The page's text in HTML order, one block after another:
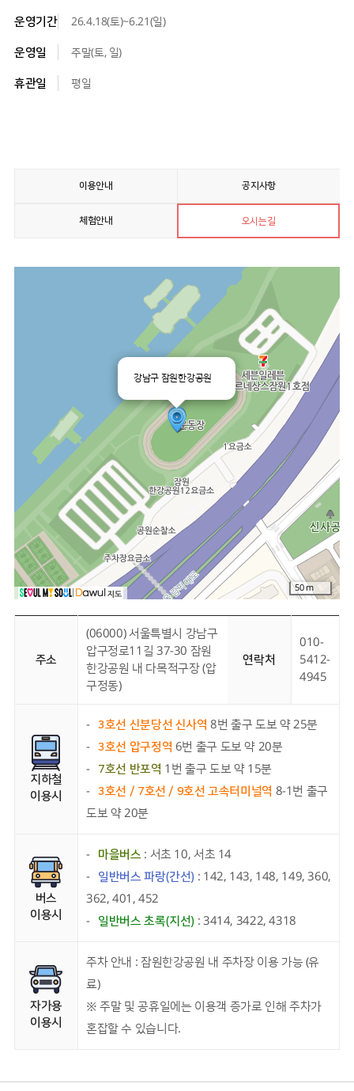
운영기간 26.4.18(토)~6.21(일)
운영일 주말(토, 일)
휴관일 평일
이용안내 공지사항
체험안내 오시는길
강남구 잠원한강공원
50 m
주소
(06000) 서울특별시 강남구
압구정로11길 37-30 잠원
한강공원 내 다목적구장 (압
구정동)
연락처
010-
5412-
4945
지하철
이용시
- 3호선 신분당선 신사역 8번 출구 도보 약 25분
-
3호선 압구정역 6번 출구 도보 약 20분
-
7호선 반포역 1번 출구 도보 약 15분
-
3호선 / 7호선 / 9호선 고속터미널역 8-1번 출구
도보 약 20분
버스
이용시
- 마을버스 : 서초 10, 서초 14
-
일반버스 파랑(간선) : 142, 143, 148, 149, 360,
362, 401, 452
-
일반버스 초록(지선) : 3414, 3422, 4318
자가용
이용시
주차 안내 : 잠원한강공원 내 주차장 이용 가능 (유
료)
※ 주말 및 공휴일에는 이용객 증가로 인해 주차가
혼잡할 수 있습니다.